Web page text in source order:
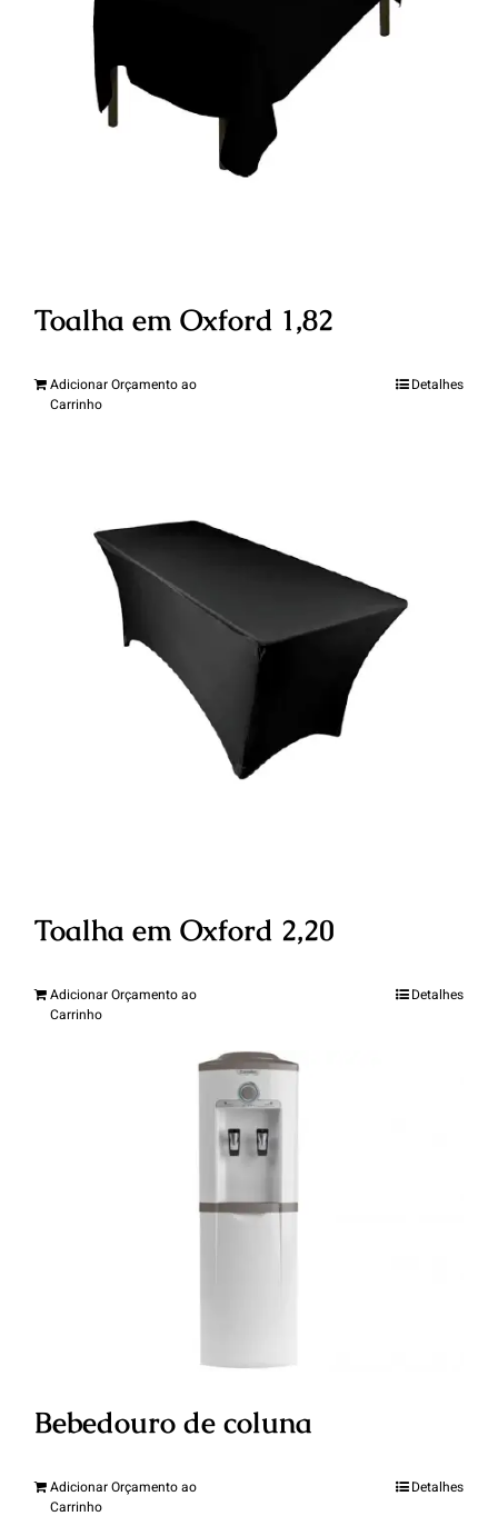
Toalha em Oxford 1,82
Adicionar Orçamento ao
Carrinho
Detalhes
Toalha em Oxford 2,20
Adicionar Orçamento ao
Carrinho
Detalhes
Bebedouro de coluna
Adicionar Orçamento ao
Carrinho
Detalhes